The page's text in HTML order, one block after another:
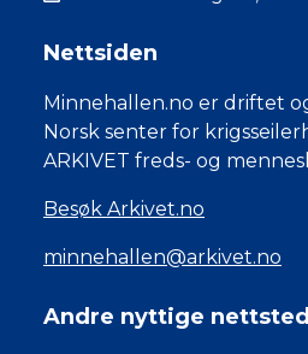
Nettsiden
Minnehallen.no er driftet
Norsk senter for
ARKIVET freds- og
Besøk Arkivet.no
minnehallen@arkivet.no
Andre nyttige